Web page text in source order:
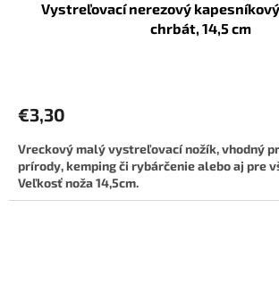
Vystreľovací nerezový
chrbát, 14,5 cm
€3,30
Vreckový malý vystreľovací nožík, vhodný
prírody, kemping či rybárčenie alebo aj pre
Veľkosť noža 14,5cm.